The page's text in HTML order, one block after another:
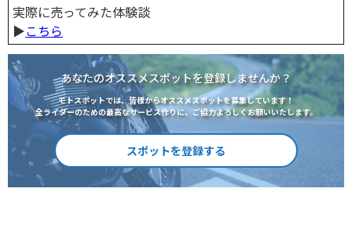
実際に売ってみた体験談
▶︎こちら
あなたのオススメスポットを登録しませんか？
モトスポットでは、皆様からオススメスポットを募集しています！
全ライダーのための最高なサービス作りに、ご協力よろしくお願いいたします。
スポットを登録する